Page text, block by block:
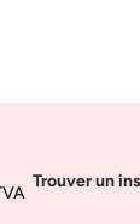
Trouver un